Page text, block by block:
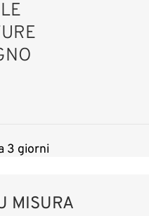
3 giorni
MISURA